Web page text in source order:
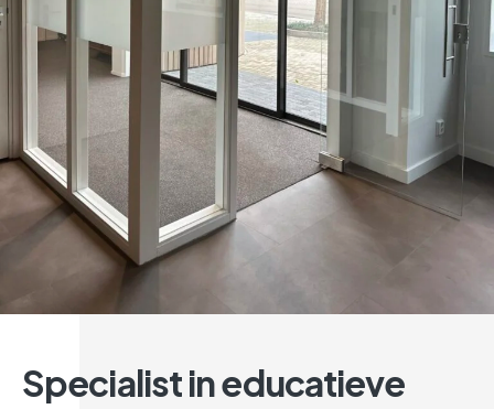
Specialist in educatieve